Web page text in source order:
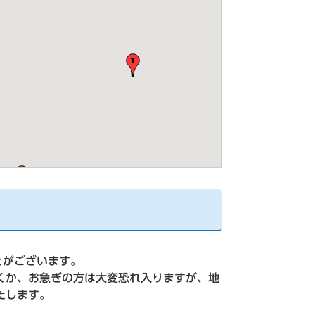
ございます。
、お急ぎの方は大変恐れ入りますが、地
ます。